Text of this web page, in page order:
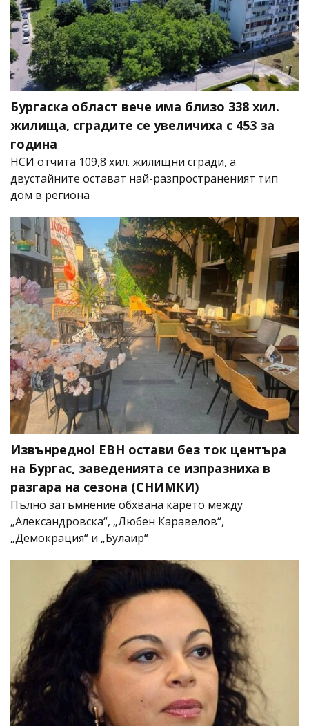
Бургаска област вече има близо 338 хил.
жилища, сградите се увеличиха с 453 за
година
НСИ отчита 109,8 хил. жилищни сгради, а
двустайните остават най-разпространеният тип
дом в региона
Извънредно! ЕВН остави без ток центъра
на Бургас, заведенията се изпразниха в
разгара на сезона (СНИМКИ)
Пълно затъмнение обхвана карето между
„Александровска“, „Любен Каравелов“,
„Демокрация“ и „Булаир“